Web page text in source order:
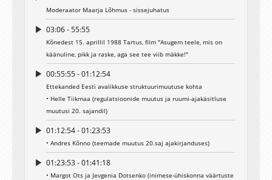
Moderaator Maarja Lõhmus - sissejuhatus
03:06 - 55:55
Kõnedest 15. aprillil 1988 Tartus, film "Asugem teele, mis on
käänuline, pikk ja raske, aga see tee viib mäkke!"
00:55:55 - 01:12:54
Ettekanded Eesti avalikkuse struktuurimuutuse kohta
• Helle Tiikmaa (regulatsioonide muutus ja ruumi-ajakäsitluse
muutusi 20. sajandil)
01:12:54 - 01:23:53
• Andres Kõnno (teemade muutus 20.saj ajakirjanduses)
01:23:53 - 01:41:18
• Margot Ots ja Jevgenia Dotsenko (inimese-ühiskonna väärtuste